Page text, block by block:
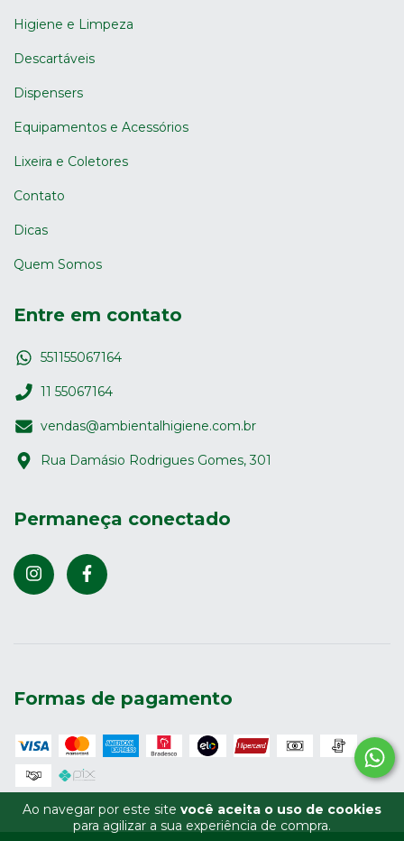
Ao navegar por este site você aceita o uso de cookies
para agilizar a sua experiência de compra.
Higiene e Limpeza
Descartáveis
Dispensers
Equipamentos e Acessórios
Lixeira e Coletores
Contato
Dicas
Quem Somos
Entre em contato
551155067164
11 55067164
vendas@ambientalhigiene.com.br
Rua Damásio Rodrigues Gomes, 301
Permaneça conectado
Formas de pagamento